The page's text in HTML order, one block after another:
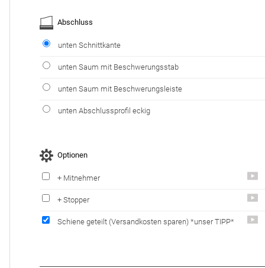
Abschluss
unten Schnittkante
unten Saum mit Beschwerungsstab
unten Saum mit Beschwerungsleiste
unten Abschlussprofil eckig
Optionen
+ Mitnehmer
+ Stopper
Schiene geteilt (Versandkosten sparen) *unser TIPP*